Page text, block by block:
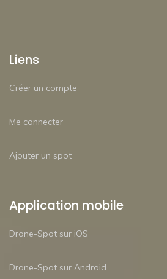
Liens
Créer un compte
Me connecter
Ajouter un spot
Application mobile
Drone-Spot sur iOS
Drone-Spot sur Android